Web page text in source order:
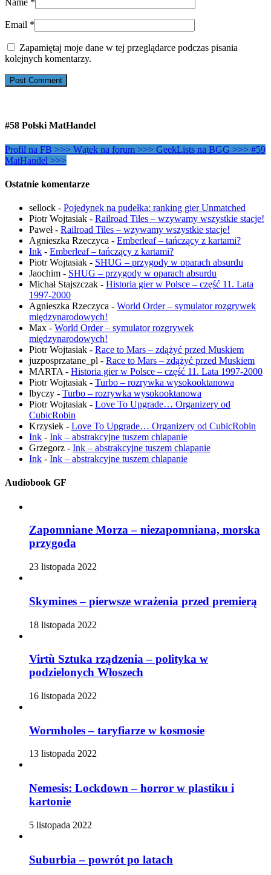
Name *
Email *
Zapamiętaj moje dane w tej przeglądarce podczas pisania
kolejnych komentarzy.
#58 Polski MatHandel
Profil na FB >>> Wątek na forum >>> GeekLists na BGG >>> #59
MatHandel >>>
Ostatnie komentarze
sellock - Pojedynek na pudełka: ranking gier Unmatched
Piotr Wojtasiak - Railroad Tiles – wzywamy wszystkie stacje!
Paweł- Railroad Tiles – wzywamy wszystkie stacje!
Agnieszka Rzeczyca - Emberleaf – tańczący z kartami?
Ink - Emberleaf – tańczący z kartami?
Piotr Wojtasiak - SHUG – przygody w oparach absurdu
Jaochim - SHUG – przygody w oparach absurdu
Michał Stajszczak - Historia gier w Polsce – część 11. Lata
1997-2000
Agnieszka Rzeczyca - World Order – symulator rozgrywek
międzynarodowych!
Max - World Order – symulator rozgrywek
międzynarodowych!
Piotr Wojtasiak - Race to Mars – zdążyć przed Muskiem
juzposprzatane_pl - Race to Mars – zdążyć przed Muskiem
MARTA - Historia gier w Polsce – część 11. Lata 1997-2000
Piotr Wojtasiak - Turbo – rozrywka wysokooktanowa
lbyczy - Turbo – rozrywka wysokooktanowa
Piotr Wojtasiak - Love To Upgrade… Organizery od
CubicRobin
Krzysiek - Love To Upgrade… Organizery od CubicRobin
Ink - Ink – abstrakcyjne tuszem chlapanie
Grzegorz - Ink – abstrakcyjne tuszem chlapanie
Ink - Ink – abstrakcyjne tuszem chlapanie
Audiobook GF
Zapomniane Morza – niezapomniana, morska
przygoda
23 listopada 2022
Skymines – pierwsze wrażenia przed premierą
18 listopada 2022
Virtù Sztuka rządzenia – polityka w
podzielonych Włoszech
16 listopada 2022
Wormholes – taryfiarze w kosmosie
13 listopada 2022
Nemesis: Lockdown – horror w plastiku i
kartonie
5 listopada 2022
Suburbia – powrót po latach